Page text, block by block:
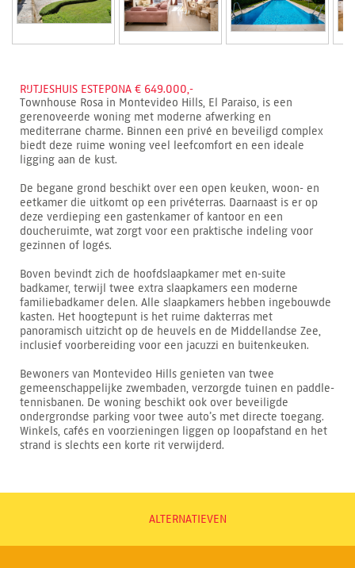
RIJTJESHUIS ESTEPONA € 649.000,-
Townhouse Rosa in Montevideo Hills, El Paraiso, is een
gerenoveerde woning met moderne afwerking en
mediterrane charme. Binnen een privé en beveiligd complex
biedt deze ruime woning veel leefcomfort en een ideale
ligging aan de kust.
De begane grond beschikt over een open keuken, woon- en
eetkamer die uitkomt op een privéterras. Daarnaast is er op
deze verdieping een gastenkamer of kantoor en een
doucheruimte, wat zorgt voor een praktische indeling voor
gezinnen of logés.
Boven bevindt zich de hoofdslaapkamer met en-suite
badkamer, terwijl twee extra slaapkamers een moderne
familiebadkamer delen. Alle slaapkamers hebben ingebouwde
kasten. Het hoogtepunt is het ruime dakterras met
panoramisch uitzicht op de heuvels en de Middellandse Zee,
inclusief voorbereiding voor een jacuzzi en buitenkeuken.
Bewoners van Montevideo Hills genieten van twee
gemeenschappelijke zwembaden, verzorgde tuinen en paddle-
tennisbanen. De woning beschikt ook over beveiligde
ondergrondse parking voor twee auto’s met directe toegang.
Winkels, cafés en voorzieningen liggen op loopafstand en het
strand is slechts een korte rit verwijderd.
ALTERNATIEVEN